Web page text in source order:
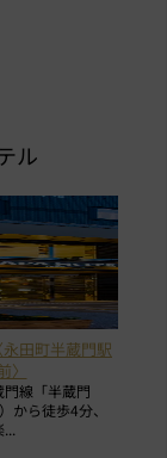
ル
田町半蔵門駅
〉
線「半蔵門
から徒歩4分、